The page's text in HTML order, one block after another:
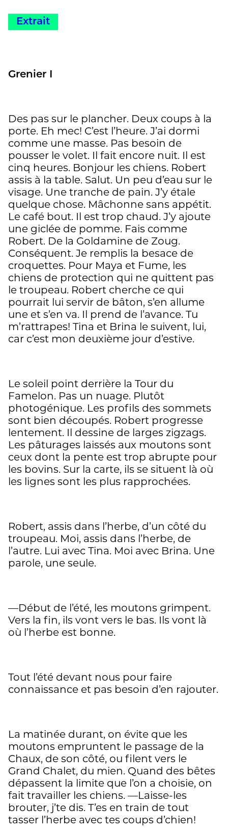
Extrait
Grenier I
Des pas sur le plancher. Deux coups à la
porte. Eh mec! C’est l’heure. J’ai dormi
comme une masse. Pas besoin de
pousser le volet. Il fait encore nuit. Il est
cinq heures. Bonjour les chiens. Robert
assis à la table. Salut. Un peu d’eau sur le
visage. Une tranche de pain. J’y étale
quelque chose. Mâchonne sans appétit.
Le café bout. Il est trop chaud. J’y ajoute
une giclée de pomme. Fais comme
Robert. De la Goldamine de Zoug.
Conséquent. Je remplis la besace de
croquettes. Pour Maya et Fume, les
chiens de protection qui ne quittent pas
le troupeau. Robert cherche ce qui
pourrait lui servir de bâton, s’en allume
une et s’en va. Il prend de l’avance. Tu
m’rattrapes! Tina et Brina le suivent, lui,
car c’est mon deuxième jour d’estive.
Le soleil point derrière la Tour du
Famelon. Pas un nuage. Plutôt
photogénique. Les profils des sommets
sont bien découpés. Robert progresse
lentement. Il dessine de larges zigzags.
Les pâturages laissés aux moutons sont
ceux dont la pente est trop abrupte pour
les bovins. Sur la carte, ils se situent là où
les lignes sont les plus rapprochées.
Robert, assis dans l’herbe, d’un côté du
troupeau. Moi, assis dans l’herbe, de
l’autre. Lui avec Tina. Moi avec Brina. Une
parole, une seule.
—Début de l’été, les moutons grimpent.
Vers la fin, ils vont vers le bas. Ils vont là
où l’herbe est bonne.
Tout l’été devant nous pour faire
connaissance et pas besoin d’en rajouter.
La matinée durant, on évite que les
moutons empruntent le passage de la
Chaux, de son côté, ou filent vers le
Grand Chalet, du mien. Quand des bêtes
dépassent la limite que l’on a choisie, on
fait travailler les chiens. —Laisse-les
brouter, j’te dis. T’es en train de tout
tasser l’herbe avec tes coups d’chien!